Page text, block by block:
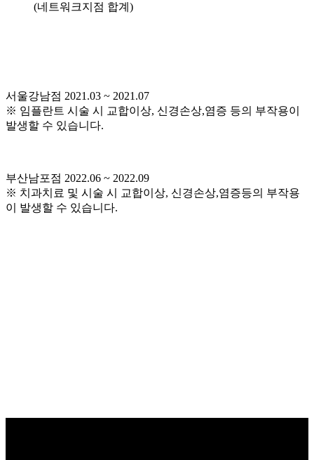
(네트워크지점 합계)
서울강남점 2021.03 ~ 2021.07
※ 임플란트 시술 시 교합이상, 신경손상,염증 등의 부작용이
발생할 수 있습니다.
부산남포점 2022.06 ~ 2022.09
※ 치과치료 및 시술 시 교합이상, 신경손상,염증등의 부작용
이 발생할 수 있습니다.